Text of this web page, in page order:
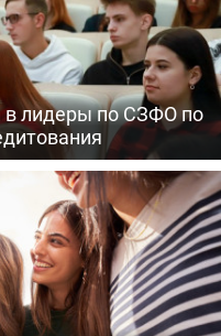
в лидеры по СЗФО по